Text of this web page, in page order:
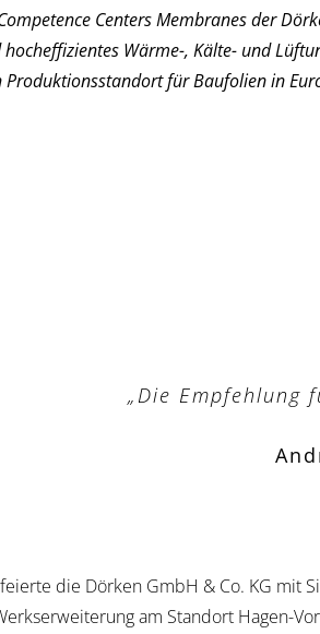
Centers Membranes der
Wärme-, Kälte- und
Produktionsstandort für Baufolien in
„Die Empfehlung
die Dörken GmbH & Co. KG mit
am Standort Hagen-